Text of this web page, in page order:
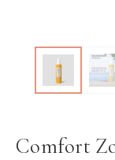
Comfort